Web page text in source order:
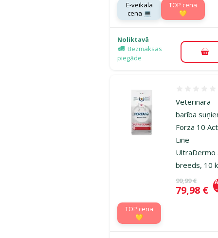
E-veikala
cena 💻
TOP cena
💛
Noliktavā
Bezmaksas
piegāde
Veterināra
barība
Forza 10
Line
UltraDermo
breeds, 10
Oriģinālā
99,99 €
Cena
79,98 €
TOP cena
💛